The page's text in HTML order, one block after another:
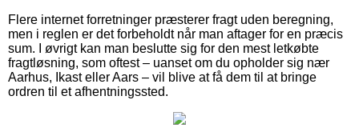
Flere internet forretninger præsterer fragt uden beregning,
men i reglen er det forbeholdt når man aftager for en præcis
sum. I øvrigt kan man beslutte sig for den mest letkøbte
fragtløsning, som oftest – uanset om du opholder sig nær
Aarhus, Ikast eller Aars – vil blive at få dem til at bringe
ordren til et afhentningssted.